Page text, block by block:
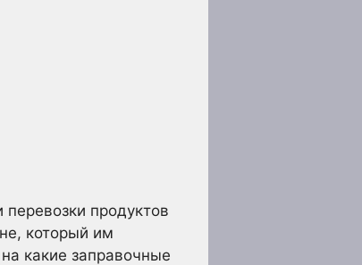
перевозки продуктов
который им
какие заправочные